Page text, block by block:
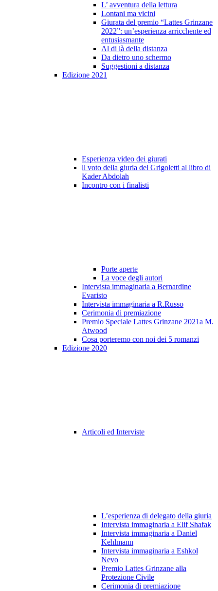
L’ avventura della lettura
Lontani ma vicini
Giurata del premio “Lattes Grinzane
2022”: un’esperienza arricchente ed
entusiasmante
Al di là della distanza
Da dietro uno schermo
Suggestioni a distanza
Edizione 2021
Esperienza video dei giurati
ll voto della giuria del Grigoletti al libro di
Kader Abdolah
Incontro con i finalisti
Porte aperte
La voce degli autori
Intervista immaginaria a Bernardine
Evaristo
Intervista immaginaria a R.Russo
Cerimonia di premiazione
Premio Speciale Lattes Grinzane 2021a M.
Atwood
Cosa porteremo con noi dei 5 romanzi
Edizione 2020
Articoli ed Interviste
L’esperienza di delegato della giuria
Intervista immaginaria a Elif Shafak
Intervista immaginaria a Daniel
Kehlmann
Intervista immaginaria a Eshkol
Nevo
Premio Lattes Grinzane alla
Protezione Civile
Cerimonia di premiazione